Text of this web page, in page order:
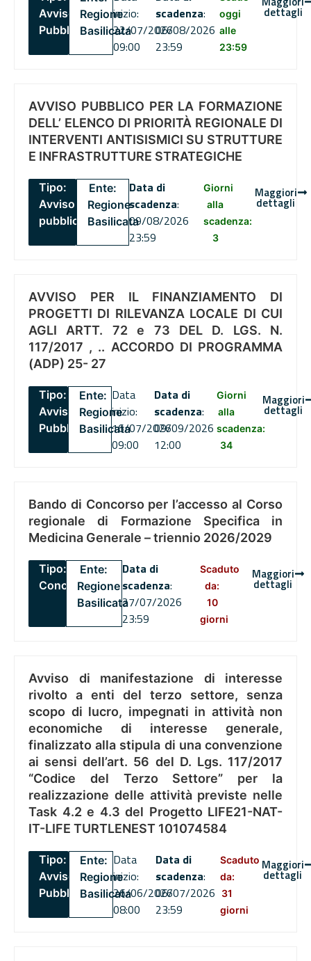
Avviso
Pubblico
Regione
Basilicata
inizio:
22/07/2026
09:00
scadenza:
06/08/2026
23:59
oggi
alle
23:59
dettagli
AVVISO PUBBLICO PER LA FORMAZIONE
DELL’ ELENCO DI PRIORITÀ REGIONALE DI
INTERVENTI ANTISISMICI SU STRUTTURE
E INFRASTRUTTURE STRATEGICHE
Tipo:
Avviso
pubblico
Ente:
Regione
Basilicata
Data di
scadenza:
09/08/2026
23:59
Giorni
alla
scadenza:
3
Maggiori
dettagli
AVVISO PER IL FINANZIAMENTO DI
PROGETTI DI RILEVANZA LOCALE DI CUI
AGLI ARTT. 72 e 73 DEL D. LGS. N.
117/2017 , .. ACCORDO DI PROGRAMMA
(ADP) 25- 27
Tipo:
Avviso
Pubblico
Ente:
Regione
Basilicata
Data
inizio:
16/07/2026
09:00
Data di
scadenza:
09/09/2026
12:00
Giorni
alla
scadenza:
34
Maggiori
dettagli
Bando di Concorso per l’accesso al Corso
regionale di Formazione Specifica in
Medicina Generale – triennio 2026/2029
Tipo:
Concorsi
Ente:
Regione
Basilicata
Data di
scadenza:
27/07/2026
23:59
Scaduto
da:
10
giorni
Maggiori
dettagli
Avviso di manifestazione di interesse
rivolto a enti del terzo settore, senza
scopo di lucro, impegnati in attività non
economiche di interesse generale,
finalizzato alla stipula di una convenzione
ai sensi dell’art. 56 del D. Lgs. 117/2017
“Codice del Terzo Settore” per la
realizzazione delle attività previste nelle
Task 4.2 e 4.3 del Progetto LIFE21-NAT-
IT-LIFE TURTLENEST 101074584
Tipo:
Avviso
Pubblico
Ente:
Regione
Basilicata
Data
inizio:
26/06/2026
08:00
Data di
scadenza:
06/07/2026
23:59
Scaduto
da:
31
giorni
Maggiori
dettagli